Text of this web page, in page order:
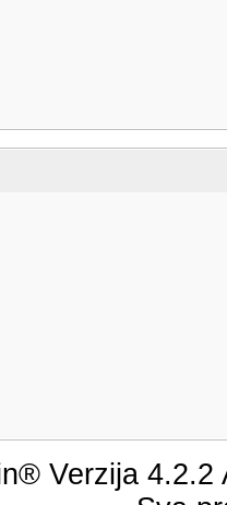
Verzija